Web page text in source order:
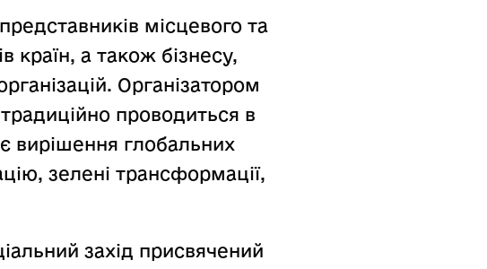
місцевого та
країн, а також бізнесу,
Організатором
проводиться в
вирішення глобальних
зелені трансформації,
захід присвячений